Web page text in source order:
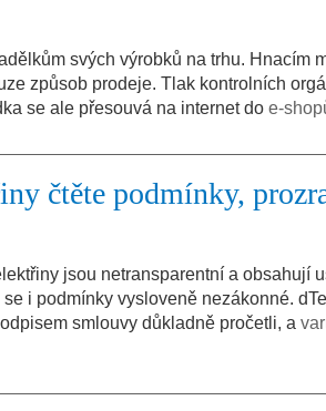
svých výrobků na trhu. Hnacím
způsob prodeje. Tlak kontrolních
se ale přesouvá na internet do e-
čtěte podmínky,
jsou netransparentní a obsahují
i podmínky vysloveně nezákonné.
smlouvy důkladně pročetli, a